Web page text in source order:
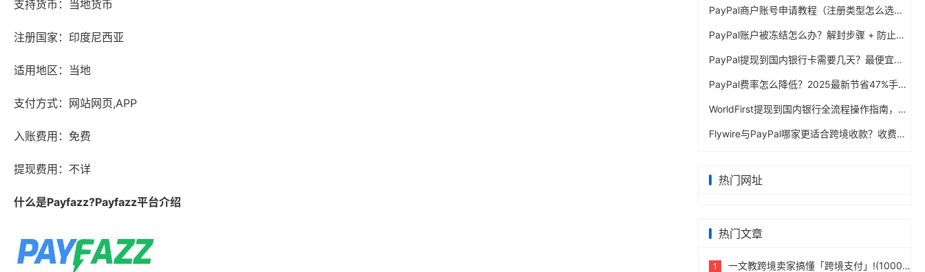
支持货币：当地货币
注册国家：印度尼西亚
适用地区：当地
支付方式：网站网页,APP
入账费用：免费
提现费用：不详
什么是Payfazz?Payfazz平台介绍
PayPal商户账号申请教程（注册类型怎么选？避坑指南）
PayPal账户被冻结怎么办？解封步骤 + 防止再次限制指南
PayPal提现到国内银行卡需要几天？最便宜的方法公布
PayPal费率怎么降低？2025最新节省47%手续费方案
WorldFirst提现到国内银行全流程操作指南，卖家必读完整攻略
Flywire与PayPal哪家更适合跨境收款？收费到账体验全面评测
热门网址
热门文章
1 一文教跨境卖家搞懂「跨境支付」!(10000字)